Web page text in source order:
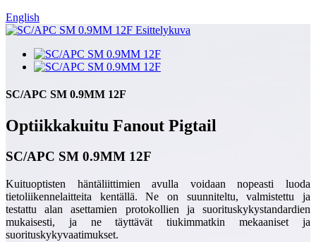
English
SC/APC SM 0.9MM 12F
Optiikkakuitu Fanout Pigtail
SC/APC SM 0.9MM 12F
Kuituoptisten häntäliittimien avulla voidaan nopeasti luoda
tietoliikennelaitteita kentällä. Ne on suunniteltu, valmistettu ja
testattu alan asettamien protokollien ja suorituskykystandardien
mukaisesti, ja ne täyttävät tiukimmatkin mekaaniset ja
suorituskykyvaatimukset.